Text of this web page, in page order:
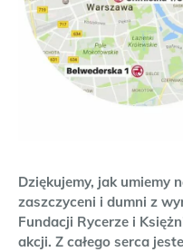
Dziękujemy, jak umiemy
zaszczyceni i dumni z
Fundacji Rycerze i
akcji. Z całego serca